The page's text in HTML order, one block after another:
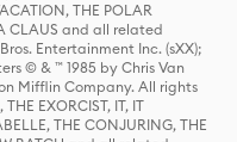
THE POLAR
CLAUS and all related
Entertainment Inc. (sXX);
© & ™ 1985 by Chris Van
Mifflin Company. All rights
EXORCIST, IT, IT
THE CONJURING, THE